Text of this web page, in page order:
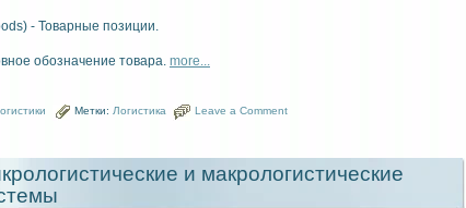
- Товарные позиции.
обозначение товара. more...
Метки: Логистика Leave a Comment
и макрологистические